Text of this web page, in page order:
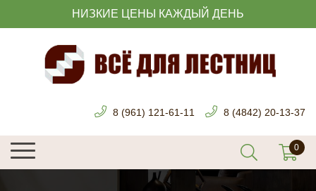
НИЗКИЕ ЦЕНЫ КАЖДЫЙ ДЕНЬ
8 (961) 121-61-11 8 (4842) 20-13-37